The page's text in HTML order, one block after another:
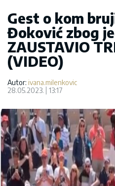
Gest o kom
Đoković zbog
ZAUSTAVIO
(VIDEO)
Autor: ivana.milenkovic
28.05.2023.
13:17